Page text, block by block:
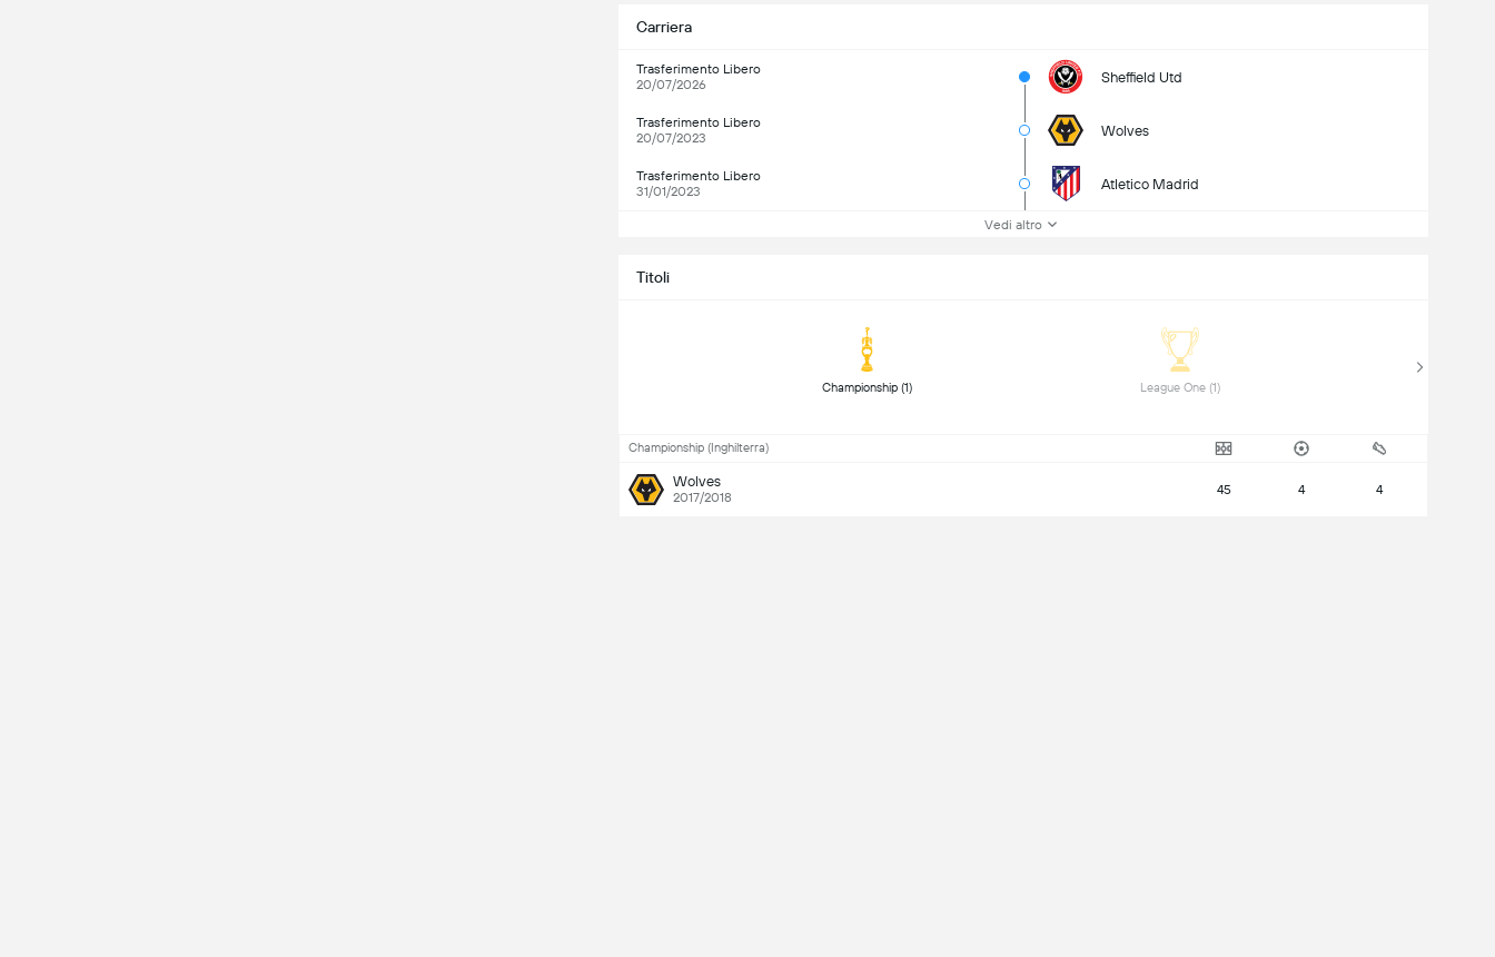
Carriera
Trasferimento Libero
20/07/2026
Sheffield Utd
Trasferimento Libero
20/07/2023
Wolves
Trasferimento Libero
31/01/2023
Atletico Madrid
Vedi altro
Titoli
Championship (1) League One (1)
Championship (Inghilterra)
Wolves
2017/2018 45 4 4